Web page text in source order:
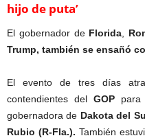
hijo de puta’
El gobernador de Florida
Trump, también se ensañó
El evento de tres días
contendientes del GOP para
gobernadora de Dakota del
Rubio (R-Fla.). También